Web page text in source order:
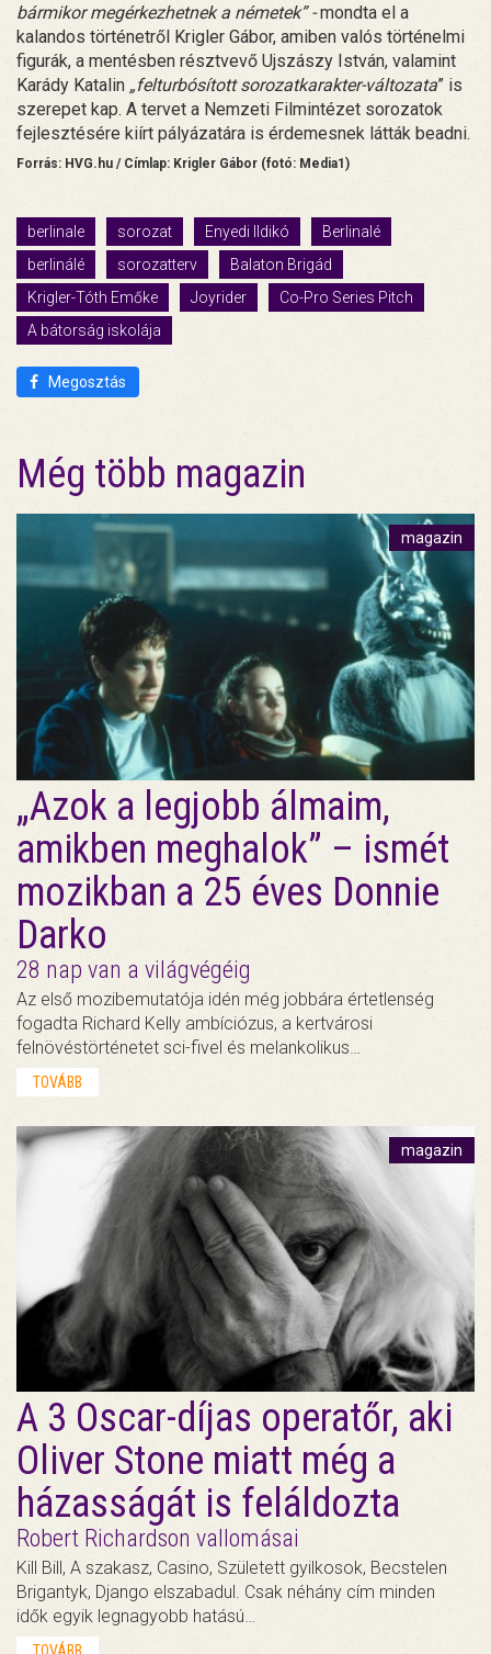
bármikor megérkezhetnek a németek” -mondta el a
kalandos történetről Krigler Gábor, amiben valós történelmi
figurák, a mentésben résztvevő Ujszászy István, valamint
Karády Katalin „felturbósított sorozatkarakter-változata” is
szerepet kap. A tervet a Nemzeti Filmintézet sorozatok
fejlesztésére kiírt pályázatára is érdemesnek látták beadni.
Forrás: HVG.hu / Címlap: Krigler Gábor (fotó: Media1)
berlinale sorozat Enyedi Ildikó
Berlinalé
berlinálé
sorozatterv
Balaton Brigád
Krigler-Tóth Emőke
Joyrider
Co-Pro Series Pitch
A bátorság iskolája
Megosztás
Még több magazin
magazin
„Azok a legjobb álmaim,
amikben meghalok” – ismét
mozikban a 25 éves Donnie
Darko
28 nap van a világvégéig
Az első mozibemutatója idén még jobbára értetlenség
fogadta Richard Kelly ambíciózus, a kertvárosi
felnövéstörténetet sci-fivel és melankolikus…
TOVÁBB
magazin
A 3 Oscar-díjas operatőr, aki
Oliver Stone miatt még a
házasságát is feláldozta
Robert Richardson vallomásai
Kill Bill, A szakasz, Casino, Született gyilkosok, Becstelen
Brigantyk, Django elszabadul. Csak néhány cím minden
idők egyik legnagyobb hatású…